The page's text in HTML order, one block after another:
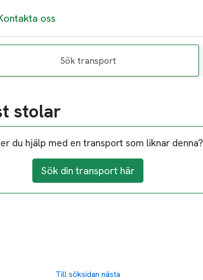
oss
Sök transport
stolar
du hjälp med en transport som liknar denna?
Sök din transport här
Till söksidan nästa